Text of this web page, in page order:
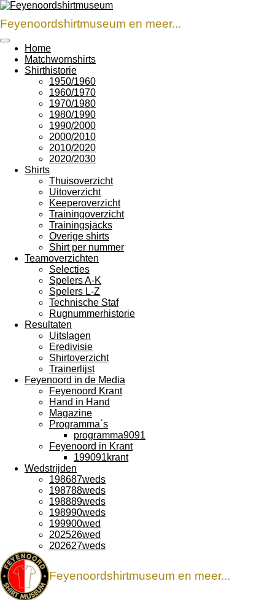
Ga
direct
naar
de
hoofdinhoud
Feyenoordshirtmuseum en meer...
Home
Matchwornshirts
Shirthistorie
1950/1960
1960/1970
1970/1980
1980/1990
1990/2000
2000/2010
2010/2020
2020/2030
Shirts
Thuisoverzicht
Uitoverzicht
Keeperoverzicht
Trainingoverzicht
Trainingsjacks
Overige shirts
Shirt per nummer
Teamoverzichten
Selecties
Spelers A-K
Spelers L-Z
Technische Staf
Rugnummerhistorie
Resultaten
Uitslagen
Eredivisie
Shirtoverzicht
Trainerlijst
Feyenoord in de Media
Feyenoord Krant
Hand in Hand
Magazine
Programma´s
programma9091
Feyenoord in Krant
199091krant
Wedstrijden
198687weds
198788weds
198889weds
198990weds
199900wed
202526wed
202627weds
Feyenoordshirtmuseum en meer...